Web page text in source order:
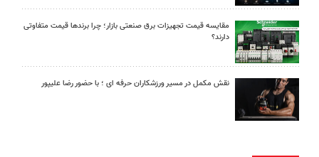
مقایسه قیمت تجهیزات برق صنعتی بازار؛ چرا برندها قیمت متفاوتی
دارند؟
نقش مکمل در مسیر ورزشکاران حرفه ای ؛ با حضور رضا علیپور